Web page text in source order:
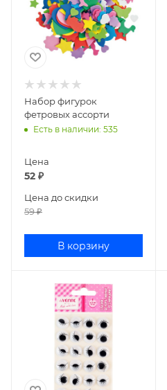
Набор фигурок
фетровых ассорти
Есть в наличии: 535
Цена
52 ₽
Цена до скидки
59₽
В корзину